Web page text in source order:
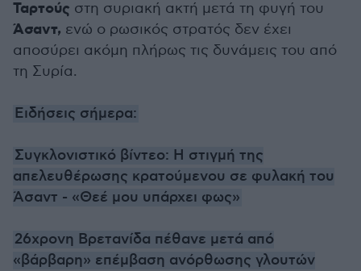
Ταρτούς στη συριακή ακτή μετά τη φυγή του
Άσαντ, ενώ ο ρωσικός στρατός δεν έχει
αποσύρει ακόμη πλήρως τις δυνάμεις του από
τη Συρία.
Ειδήσεις σήμερα:
Συγκλονιστικό βίντεο: Η στιγμή της
απελευθέρωσης κρατούμενου σε φυλακή του
Άσαντ - «Θεέ μου υπάρχει φως»
26χρονη Βρετανίδα πέθανε μετά από
«βάρβαρη» επέμβαση ανόρθωσης γλουτών